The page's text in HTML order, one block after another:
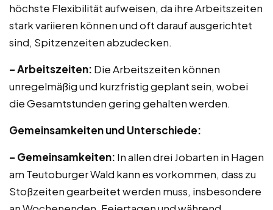
höchste Flexibilität aufweisen, da ihre Arbeitszeiten
stark variieren können und oft darauf ausgerichtet
sind, Spitzenzeiten abzudecken.
– Arbeitszeiten: Die Arbeitszeiten können
unregelmäßig und kurzfristig geplant sein, wobei
die Gesamtstunden gering gehalten werden.
Gemeinsamkeiten und Unterschiede:
– Gemeinsamkeiten: In allen drei Jobarten in Hagen
am Teutoburger Wald kann es vorkommen, dass zu
Stoßzeiten gearbeitet werden muss, insbesondere